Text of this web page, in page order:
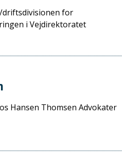
for
i Vejdirektoratet
Hansen Thomsen Advokater